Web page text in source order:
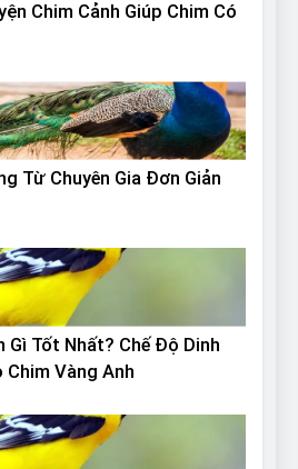
Chim Cảnh Giúp Chim Có
Từ Chuyên Gia Đơn Giản
Gì Tốt Nhất? Chế Độ Dinh
Chim Vàng Anh